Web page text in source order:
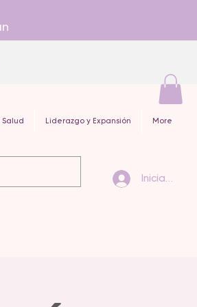
Salud Liderazgo y Expansión More
Iniciar sesión